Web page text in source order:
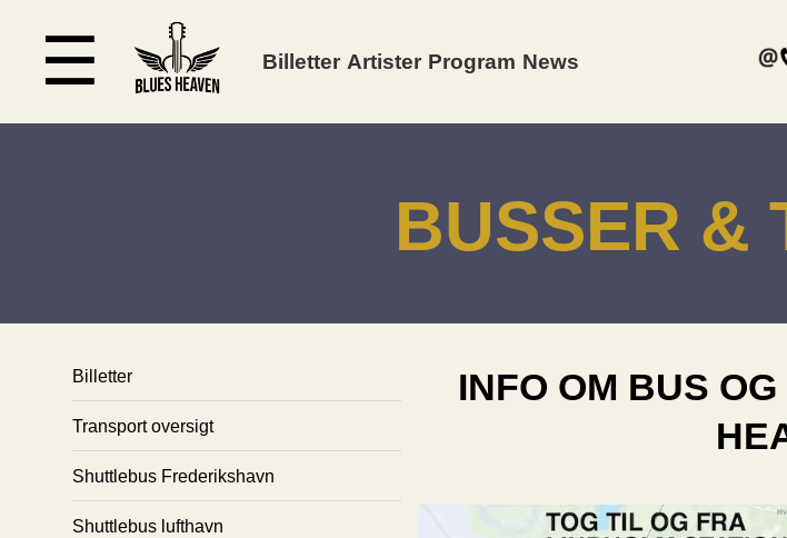
☰ Billetter Artister Program News
BUSSER &
Billetter
Transport oversigt
Shuttlebus Frederikshavn
Shuttlebus lufthavn
INFO OM BUS